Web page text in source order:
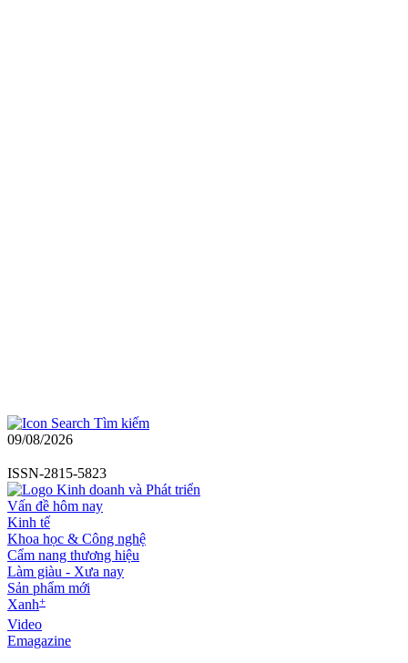
Tìm kiếm
09/08/2026
ISSN-2815-5823
Vấn đề hôm nay
Kinh tế
Khoa học & Công nghệ
Cẩm nang thương hiệu
Làm giàu - Xưa nay
Sản phẩm mới
Xanh+
Video
Emagazine